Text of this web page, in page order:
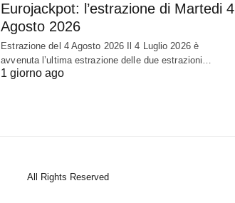
Eurojackpot: l’estrazione di Martedi 4
Agosto 2026
Estrazione del 4 Agosto 2026 Il 4 Luglio 2026 è
avvenuta l’ultima estrazione delle due estrazioni…
1 giorno ago
All Rights Reserved